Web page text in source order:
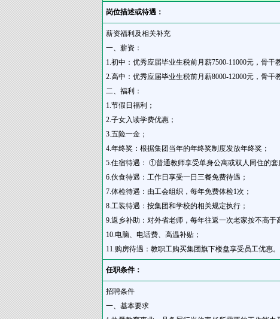
岗位描述或待遇：
薪资福利及相关补充
一、薪资：
1.初中：优秀应届毕业生税前月薪7500-11000元，骨干
2.高中：优秀应届毕业生税前月薪8000-12000元，骨干
二、福利：
1.节假日福利；
2.子女入读学费优惠；
3.五险一金；
4.年终奖：根据集团当年的年终奖制度发放年终奖；
5.住宿待遇： ①普通教师享受单身公寓或双人同住的
6.伙食待遇：工作日享受一日三餐免费待遇；
7.体检待遇：由工会组织，每年免费体检1次；
8.工装待遇：按集团和学校的相关规定执行；
9.返乡补助：对外省老师，每年往返一次老家按不高于
10.电脑、电话费、高温补贴；
11.购房待遇：教职工购买集团旗下楼盘享受员工优惠。
任职条件：
招聘条件
一、基本要求